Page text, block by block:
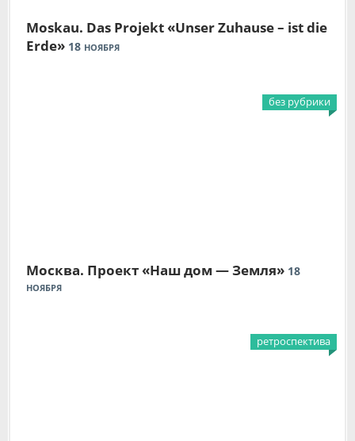
Moskau. Das Projekt «Unser Zuhause – ist die
Erde» 18 НОЯБРЯ
без рубрики
Москва. Проект «Наш дом — Земля» 18
НОЯБРЯ
ретроспектива